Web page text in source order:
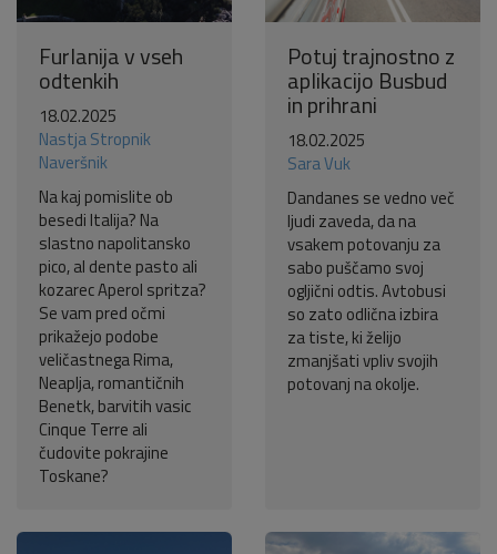
Furlanija v vseh
odtenkih
18.02.2025
Nastja Stropnik
Naveršnik
Na kaj pomislite ob
besedi Italija? Na
slastno napolitansko
pico, al dente pasto ali
kozarec Aperol spritza?
Se vam pred očmi
prikažejo podobe
veličastnega Rima,
Neaplja, romantičnih
Benetk, barvitih vasic
Cinque Terre ali
čudovite pokrajine
Toskane?
Potuj trajnostno z
aplikacijo Busbud
in prihrani
18.02.2025
Sara Vuk
Dandanes se vedno več
ljudi zaveda, da na
vsakem potovanju za
sabo puščamo svoj
ogljični odtis. Avtobusi
so zato odlična izbira
za tiste, ki želijo
zmanjšati vpliv svojih
potovanj na okolje.